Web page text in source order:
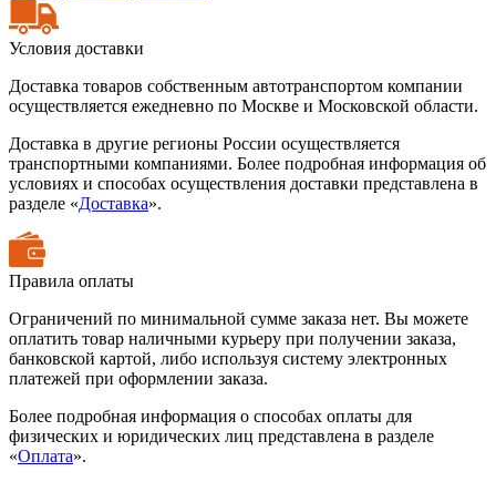
Условия доставки
Доставка товаров собственным автотранспортом компании
осуществляется ежедневно по Москве и Московской области.
Доставка в другие регионы России осуществляется
транспортными компаниями. Более подробная информация об
условиях и способах осуществления доставки представлена в
разделе «Доставка».
Правила оплаты
Ограничений по минимальной сумме заказа нет. Вы можете
оплатить товар наличными курьеру при получении заказа,
банковской картой, либо используя систему электронных
платежей при оформлении заказа.
Более подробная информация о способах оплаты для
физических и юридических лиц представлена в разделе
«Оплата».